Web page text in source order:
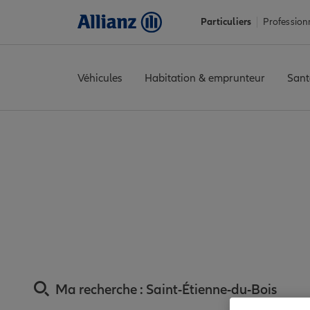
Particuliers
Véhicules Habitation & emprunteur
Ma recherche : Saint-Étienne-du-Bois